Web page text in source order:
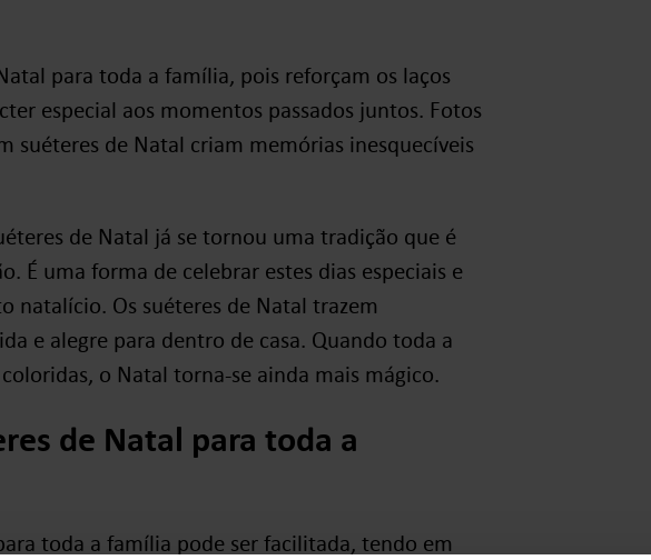
para toda a família, pois reforçam os laços
especial aos momentos passados juntos. Fotos
suéteres de Natal criam memórias inesquecíveis
de Natal já se tornou uma tradição que é
É uma forma de celebrar estes dias especiais e
natalício. Os suéteres de Natal trazem
e alegre para dentro de casa. Quando toda a
o Natal torna-se ainda mais mágico.
de Natal para toda a
toda a família pode ser facilitada, tendo em